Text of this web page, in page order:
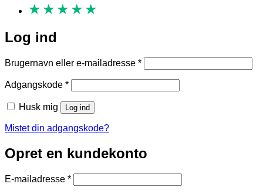
★ ★ ★ ★ ★
Log ind
Brugernavn eller e-mailadresse *Påkrævet
Adgangskode *Påkrævet
Husk mig Log ind
Mistet din adgangskode?
Opret en kundekonto
E-mailadresse *Påkrævet